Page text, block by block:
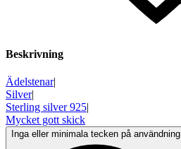
Beskrivning
Ädelstenar|
Silver|
Sterling silver 925|
Mycket gott skick
Inga eller minimala tecken på användning